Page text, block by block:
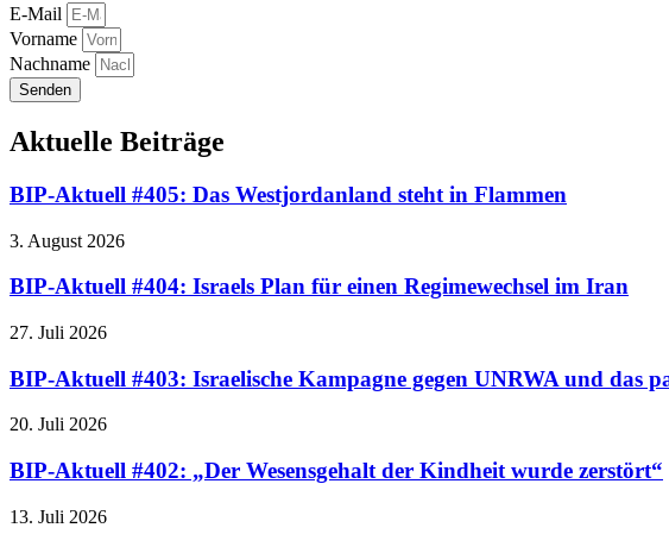
E-Mail
Vorname
Nachname
Senden
Aktuelle Beiträge
BIP-Aktuell #405: Das Westjordanland steht in Flammen
3. August 2026
BIP-Aktuell #404: Israels Plan für einen Regimewechsel im Iran
27. Juli 2026
BIP-Aktuell #403: Israelische Kampagne gegen UNRWA und das
20. Juli 2026
BIP-Aktuell #402: „Der Wesensgehalt der Kindheit wurde zerstört“
13. Juli 2026